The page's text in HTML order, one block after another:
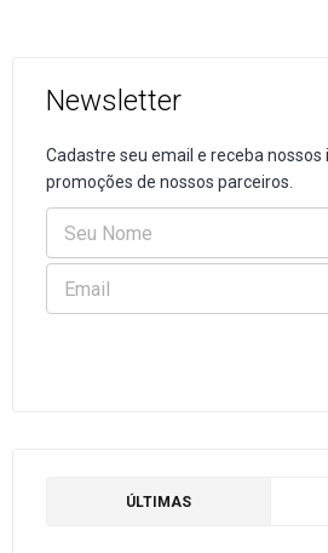
Newsletter
Cadastre seu email e receba
promoções de nossos parceiros.
ÚLTIMAS